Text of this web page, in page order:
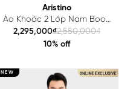
Aristino
Áo Khoác 2 Lớp Nam Booc
Đô Jacquard Aristino
AJK602EDP01
2,295,000₫2,550,000₫
10% off
NEW